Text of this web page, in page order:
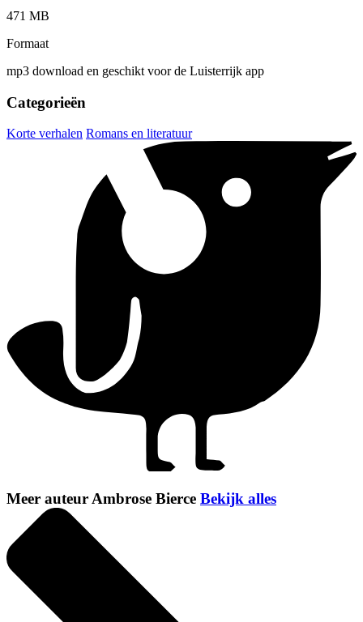
471 MB
Formaat
mp3 download en geschikt voor de Luisterrijk app
Categorieën
Korte verhalen Romans en literatuur
Meer auteur Ambrose Bierce Bekijk alles